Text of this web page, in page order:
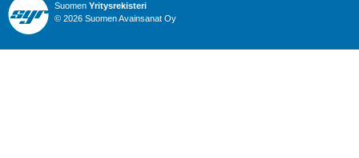
Suomen Yritysrekisteri
© 2026 Suomen Avainsanat Oy